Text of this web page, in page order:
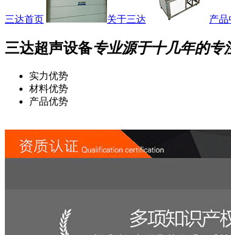
三达首页 关于三达 产品
三达超声设备专业源于十几年的专
实力优势
材料优势
产品优势